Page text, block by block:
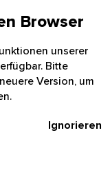
Browser
unserer
Bitte
Version, um
Ignorieren